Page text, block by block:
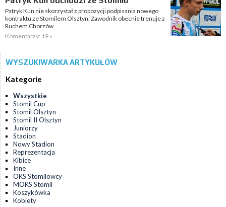
Patryk Kun nie skorzystał z propozycji podpisania nowego
kontraktu ze Stomilem Olsztyn. Zawodnik obecnie trenuje z
Ruchem Chorzów.
Komentarzy: 19 »
WYSZUKIWARKA ARTYKUŁÓW
Kategorie
Wszystkie
Stomil Cup
Stomil Olsztyn
Stomil II Olsztyn
Juniorzy
Stadion
Nowy Stadion
Reprezentacja
Kibice
Inne
OKS Stomilowcy
MOKS Stomil
Koszykówka
Kobiety